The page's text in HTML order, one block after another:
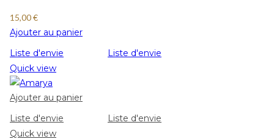
15,00€
Ajouter au panier
Liste d'envie
Liste d'envie
Quick view
Ajouter au panier
Liste d'envie
Liste d'envie
Quick view